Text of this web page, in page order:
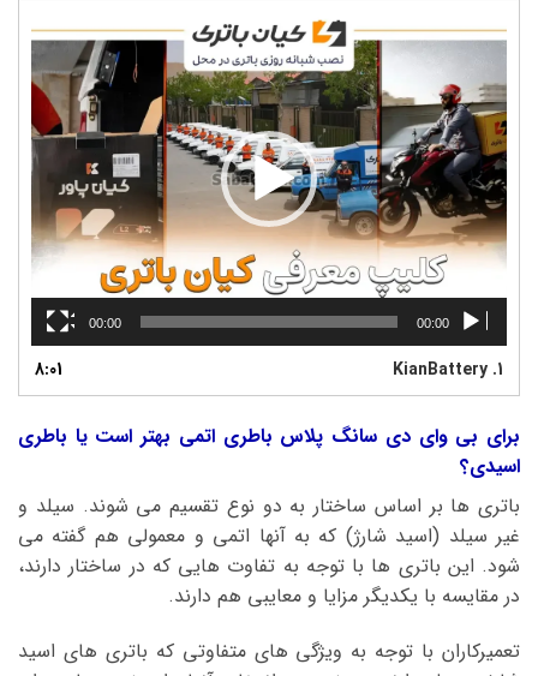
نمایشگر
ویدیو
00:00
00:00
1.
KianBattery
8:01
برای بی وای دی سانگ پلاس باطری اتمی بهتر است یا باطری
اسیدی؟
باتری ها بر اساس ساختار به دو نوع تقسیم می شوند. سیلد و
غیر سیلد (اسید شارژ) که به آنها اتمی و معمولی هم گفته می
شود. این باتری ها با توجه به تفاوت هایی که در ساختار دارند،
در مقایسه با یکدیگر مزایا و معایبی هم دارند.
تعمیرکاران با توجه به ویژگی های متفاوتی که باتری های اسید